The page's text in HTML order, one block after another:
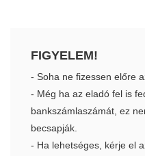
FIGYELEM!
- Soha ne fizessen előre
- Még ha az eladó fel is
bankszámlaszámát, ez
becsapják.
- Ha lehetséges, kérje el